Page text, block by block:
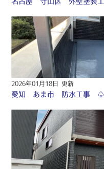
2026年01月18日 更新
愛知 あま市 防水工事 ♤